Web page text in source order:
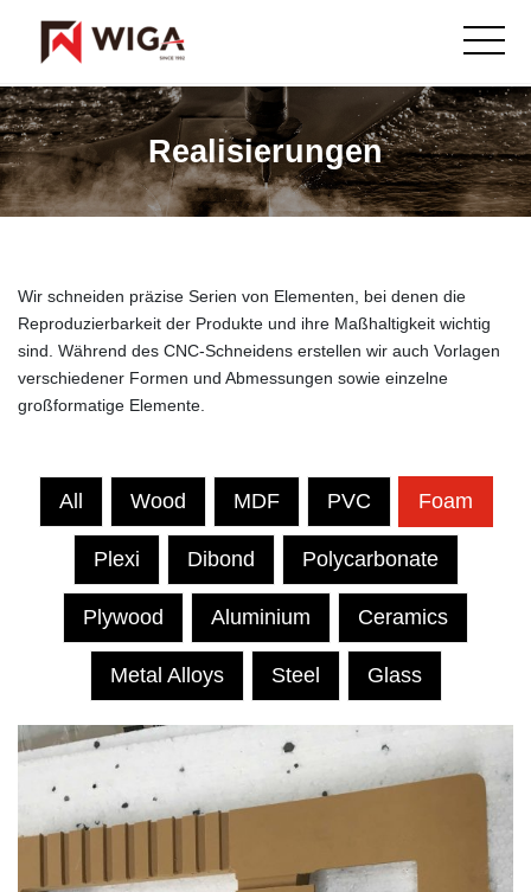
Realisierungen
Wir schneiden präzise Serien von Elementen, bei denen die
Reproduzierbarkeit der Produkte und ihre Maßhaltigkeit wichtig
sind. Während des CNC-Schneidens erstellen wir auch Vorlagen
verschiedener Formen und Abmessungen sowie einzelne
großformatige Elemente.
All Wood MDF PVC Foam
Plexi Dibond Polycarbonate
Plywood Aluminium Ceramics
Metal Alloys Steel Glass